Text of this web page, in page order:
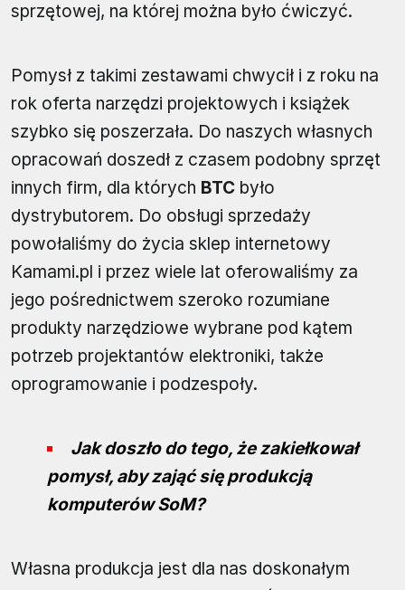
sprzętowej, na której można było ćwiczyć.
Pomysł z takimi zestawami chwycił i z roku na
rok oferta narzędzi projektowych i książek
szybko się poszerzała. Do naszych własnych
opracowań doszedł z czasem podobny sprzęt
innych firm, dla których BTC było
dystrybutorem. Do obsługi sprzedaży
powołaliśmy do życia sklep internetowy
Kamami.pl i przez wiele lat oferowaliśmy za
jego pośrednictwem szeroko rozumiane
produkty narzędziowe wybrane pod kątem
potrzeb projektantów elektroniki, także
oprogramowanie i podzespoły.
Jak doszło do tego, że zakiełkował
pomysł, aby zająć się produkcją
komputerów SoM?
Własna produkcja jest dla nas doskonałym